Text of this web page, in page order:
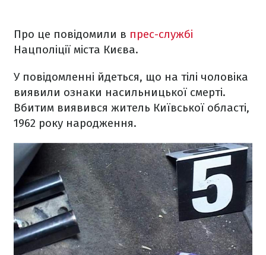
Про це повідомили в прес-службі
Нацполіції міста Києва.
У повідомленні йдеться, що на тілі чоловіка
виявили ознаки насильницької смерті.
Вбитим виявився житель Київської області,
1962 року народження.